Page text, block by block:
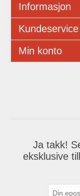
Informasjon
Kundeservice
Min konto
Ja takk!
eksklusive